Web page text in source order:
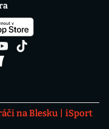
na Blesku
iSport